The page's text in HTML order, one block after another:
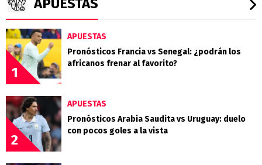
APUESTAS
1
APUESTAS
Pronósticos Francia vs Senegal: ¿podrán los
africanos frenar al favorito?
2
APUESTAS
Pronósticos Arabia Saudita vs Uruguay: duelo
con pocos goles a la vista